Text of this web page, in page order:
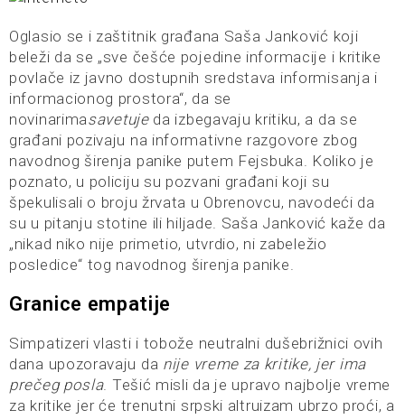
Oglasio se i zaštitnik građana Saša Janković koji
beleži da se „sve češće pojedine informacije i kritike
povlače iz javno dostupnih sredstava informisanja i
informacionog prostora“, da se
novinarimasavetujeda izbegavaju kritiku, a da se
građani pozivaju na informativne razgovore zbog
navodnog širenja panike putem Fejsbuka. Koliko je
poznato, u policiju su pozvani građani koji su
špekulisali o broju žrvata u Obrenovcu, navodeći da
su u pitanju stotine ili hiljade. Saša Janković kaže da
„nikad niko nije primetio, utvrdio, ni zabeležio
posledice“ tog navodnog širenja panike.
Granice empatije
Simpatizeri vlasti i tobože neutralni dušebrižnici ovih
dana upozoravaju da nije vreme za kritike, jer ima
prečeg posla. Tešić misli da je upravo najbolje vreme
za kritike jer će trenutni srpski altruizam ubrzo proći, a